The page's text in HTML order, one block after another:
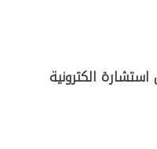
الكترونية